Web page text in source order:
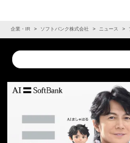
企業・IR ソフトバンク株式会社 ニュース
Conduct
a